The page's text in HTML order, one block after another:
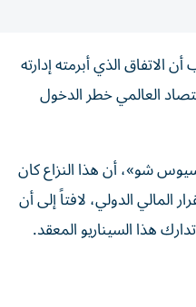
الاتفاق الذي أبرمته إدارته
العالمي خطر الدخول
شو»، أن هذا النزاع كان
المالي الدولي، لافتاً إلى أن
هذا السيناريو المعقد.